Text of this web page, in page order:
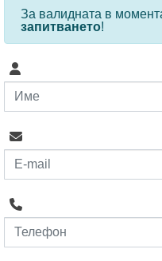
За валидната в
запитването!